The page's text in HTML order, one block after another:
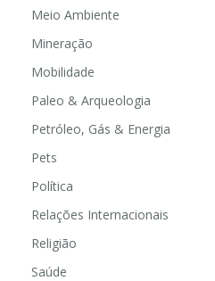
Meio Ambiente
Mineração
Mobilidade
Paleo & Arqueologia
Petróleo, Gás & Energia
Pets
Política
Relações Internacionais
Religião
Saúde